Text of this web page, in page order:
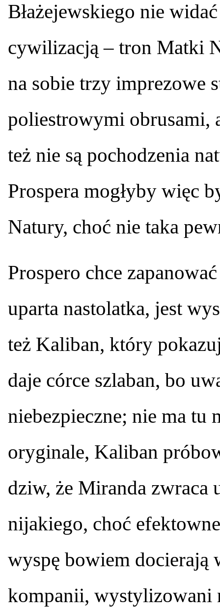
Błażejewskiego nie
cywilizacją – tron Matki
na sobie trzy imprezowe
poliestrowymi obrusami,
też nie są pochodzenia
Prospera mogłyby więc
Natury, choć nie taka
Prospero chce
uparta nastolatka, jest
też Kaliban, który
daje córce szlaban, bo
niebezpieczne; nie ma
oryginale, Kaliban
dziw, że Miranda zwraca
nijakiego, choć
wyspę bowiem docierają
kompanii, wystylizowani